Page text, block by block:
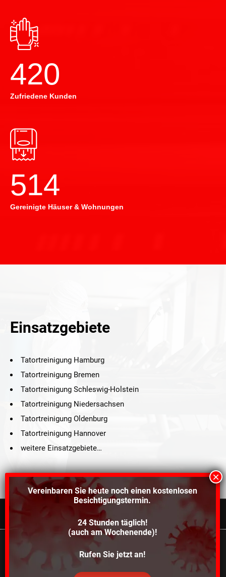
420
Zufriedene Kunden
514
Gereinigte Häuser & Wohnungen
Einsatzgebiete
Tatortreinigung Hamburg
Tatortreinigung Bremen
Tatortreinigung Schleswig-Holstein
Tatortreinigung Niedersachsen
Tatortreinigung Oldenburg
Tatortreinigung Hannover
weitere Einsatzgebiete…
©2021 Schröders Service Team Nord, All Rights Reserved.
Schroeder Service Team Nord
Kontakt Impressum Datenschutz
Vereinbaren Sie heute noch einen kostenlosen
Besichtigungstermin.
24 Stunden täglich!
(auch am Wochenende)!
Rufen Sie jetzt an!
Wir verwenden Cookies, um dir die bestmögliche
Erfahrung auf unserer Website zu bieten.
Einstellungenkannst du erfahren, welche Cookies